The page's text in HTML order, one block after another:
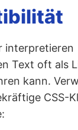
interpretieren
Text oft als
kann.
CSS-